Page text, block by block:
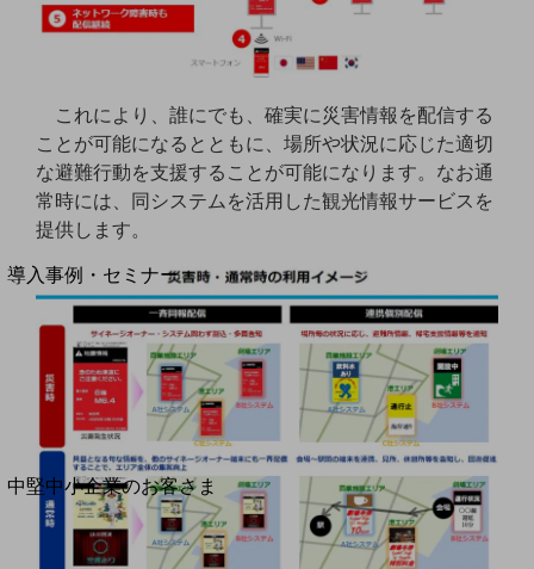
お手続き
別ウィンドウで開きます
導入事例・セミナー
導入事例TOP
最新の導入事例や注目の導入事例をご紹介します
セミナー
開催・出展する各種セミナー、イベント情報をご紹介します
別ウィンドウで開きます
中堅中小企業のお客さま
NTTドコモビジネスウォッチ
ビジネスお役立ち情報
これにより、誰にでも、確実に災害情報を配信する
ことが可能になるとともに、場所や状況に応じた適切
な避難行動を支援することが可能になります。なお通
常時には、同システムを活用した観光情報サービスを
提供します。